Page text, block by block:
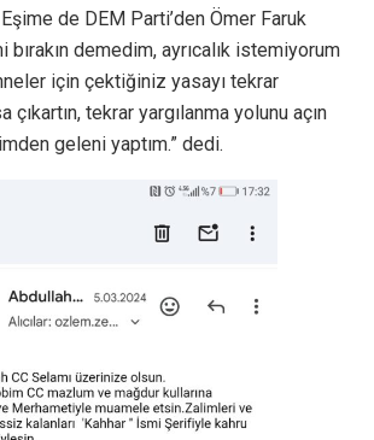
Eşime de DEM Parti’den Ömer Faruk
bırakın demedim, ayrıcalık istemiyorum
için çektiğiniz yasayı tekrar
çıkartın, tekrar yargılanma yolunu açın
geleni yaptım.” dedi.